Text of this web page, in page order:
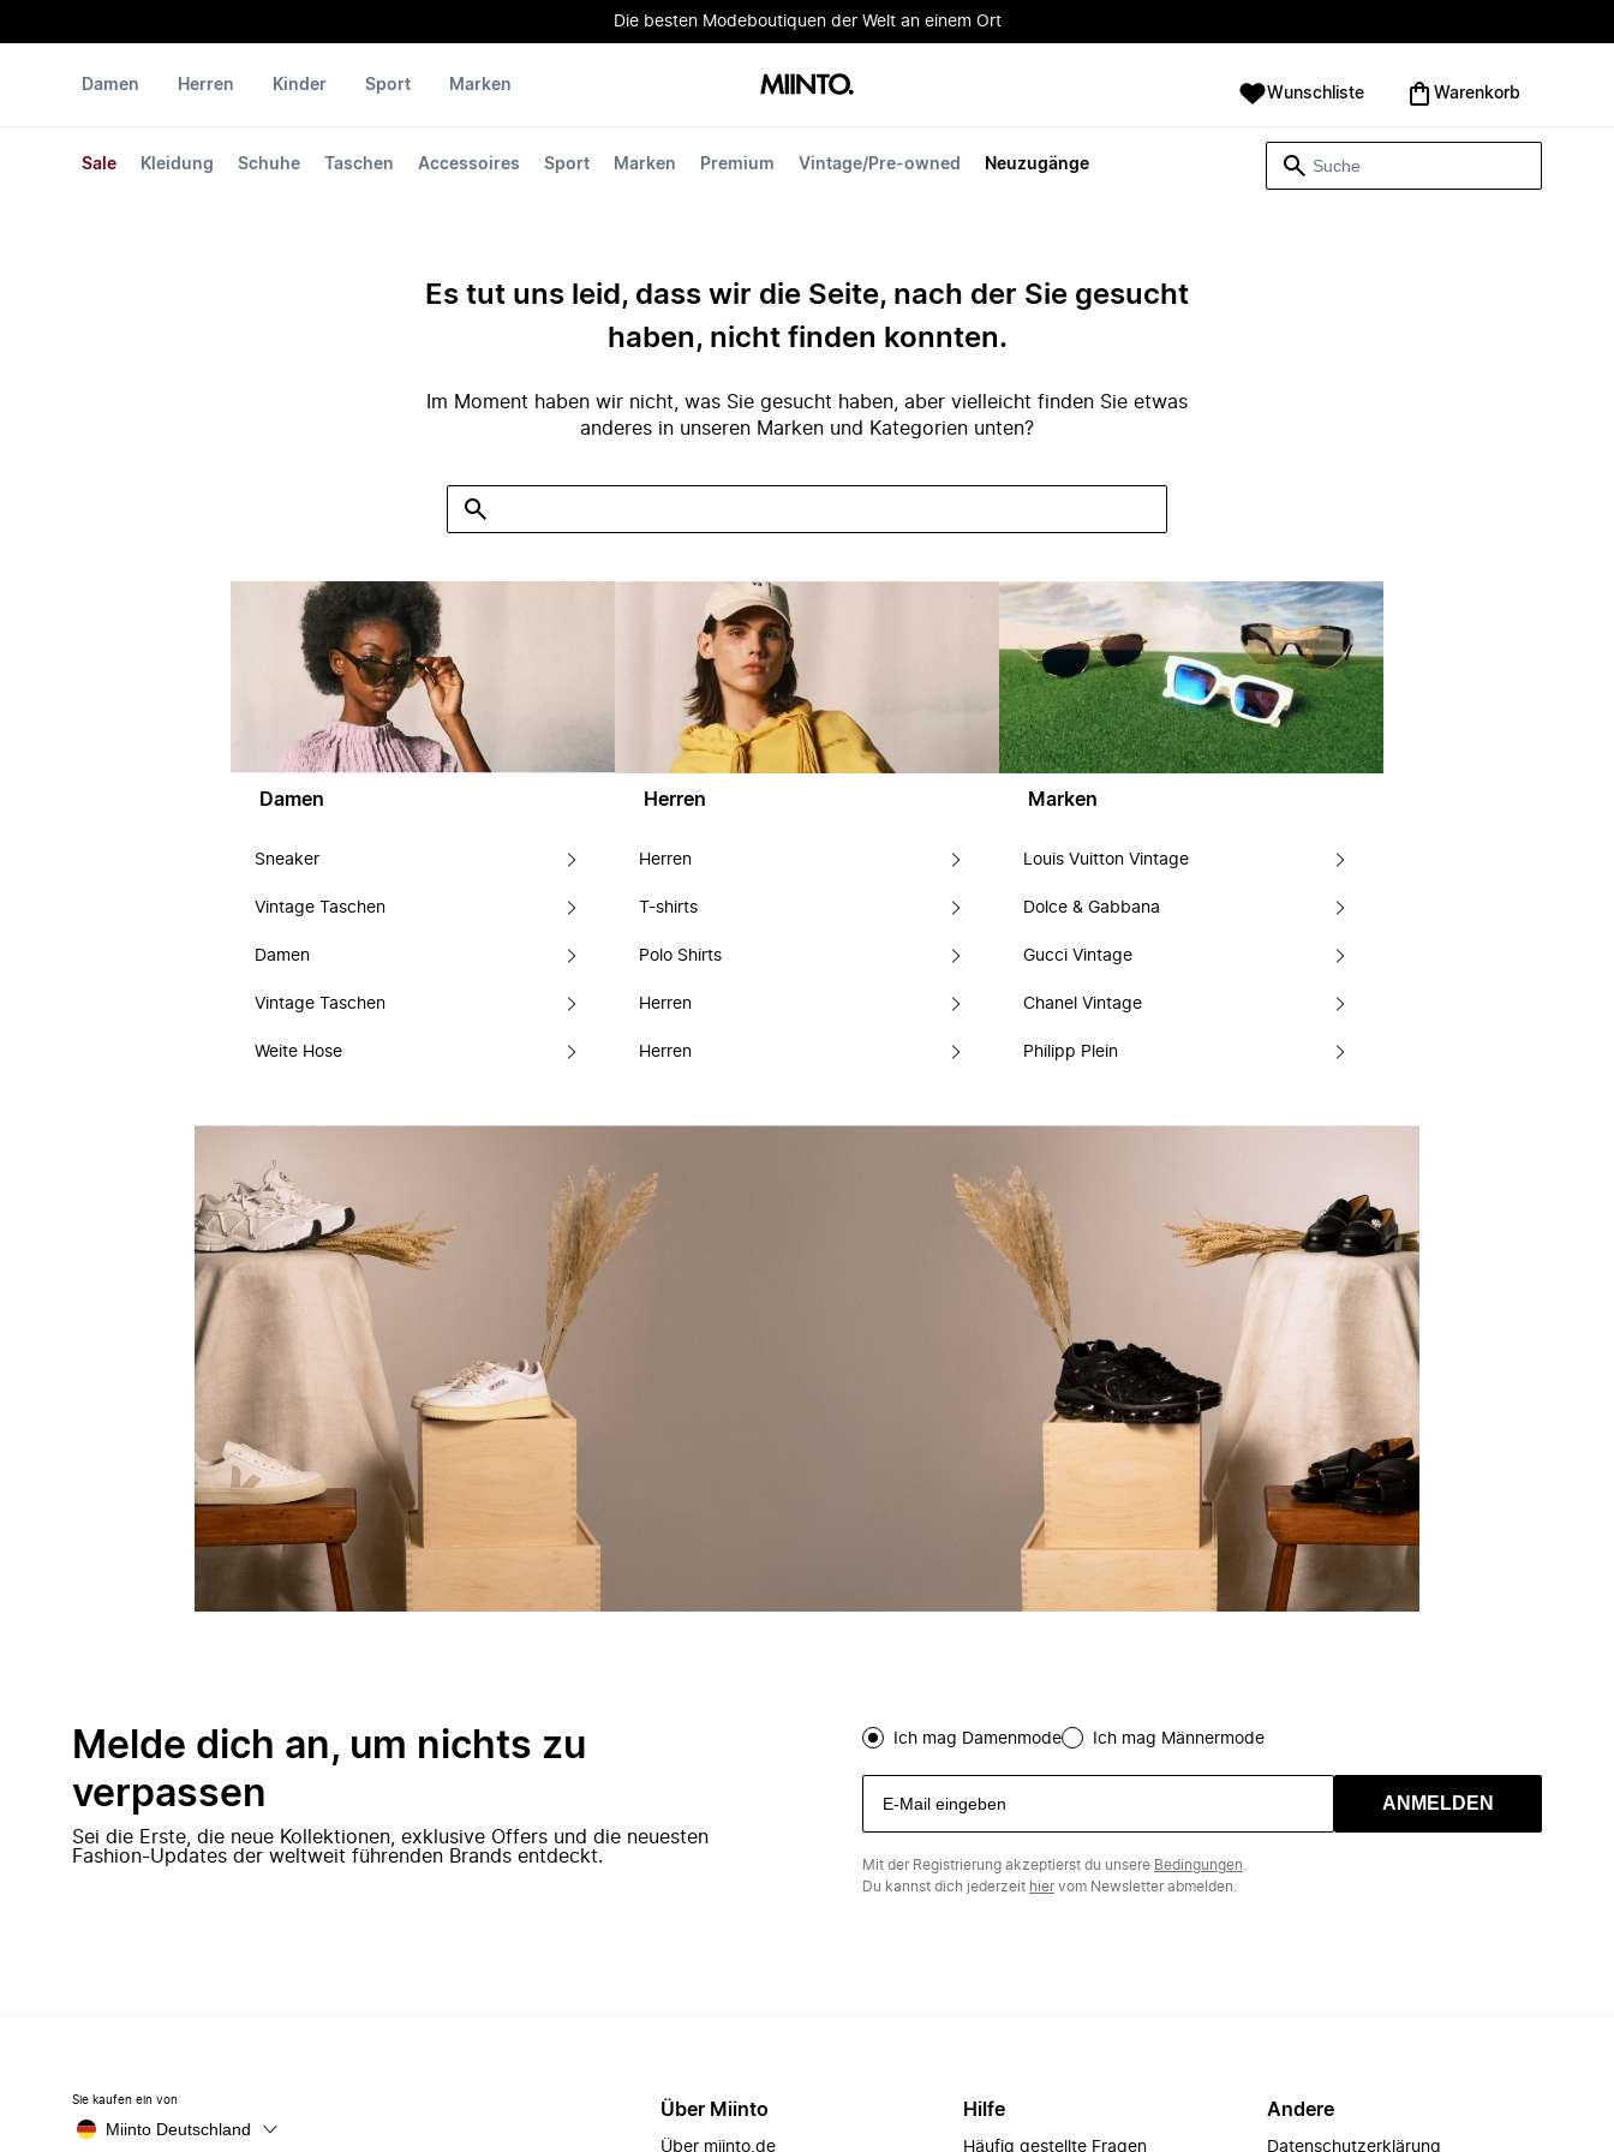
Die besten Modeboutiquen der Welt an einem Ort
Damen
Sale Kleidung Schuhe Taschen Accessoires Sport Marken Premium Vintage/Pre-owned Neuzugänge
Herren Kinder Sport Marken Wunschliste Warenkorb
Es tut uns leid, dass wir die Seite, nach der Sie gesucht
haben, nicht finden konnten.
Im Moment haben wir nicht, was Sie gesucht haben, aber vielleicht finden Sie etwas
anderes in unseren Marken und Kategorien unten?
Damen
Sneaker
Vintage Taschen
Damen
Vintage Taschen
Weite Hose
Herren
Herren
T-shirts
Polo Shirts
Herren
Herren
Marken
Louis Vuitton Vintage
Dolce & Gabbana
Gucci Vintage
Chanel Vintage
Philipp Plein
Melde dich an, um nichts zu
verpassen
Sei die Erste, die neue Kollektionen, exklusive Offers und die neuesten
Fashion-Updates der weltweit führenden Brands entdeckt.
Ich mag Damenmode Ich mag Männermode
ANMELDEN
Mit der Registrierung akzeptierst du unsere Bedingungen
Du kannst dich jederzeit hiervom Newsletter abmelden.
Sie kaufen ein von
Miinto Deutschland
Über Miinto
Über miinto.de
Hilfe
Häufig gestellte Fragen
Andere
Datenschutzerklärung